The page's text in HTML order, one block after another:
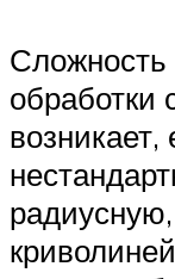
Сложность
обработки